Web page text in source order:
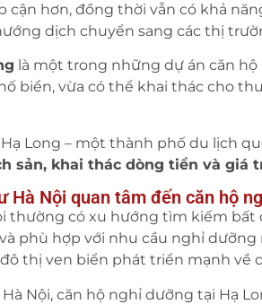
cận hơn, đồng thời vẫn có khả
dịch chuyển sang các thị
là một trong những dự án căn
biển, vừa có thể khai thác cho
Long – một thành phố du lịch
sản, khai thác dòng tiền và giá
Hà Nội quan tâm đến căn hộ
thường có xu hướng tìm kiếm
phù hợp với nhu cầu nghỉ dưỡng
thị ven biển phát triển mạnh về
Nội, căn hộ nghỉ dưỡng tại Hạ